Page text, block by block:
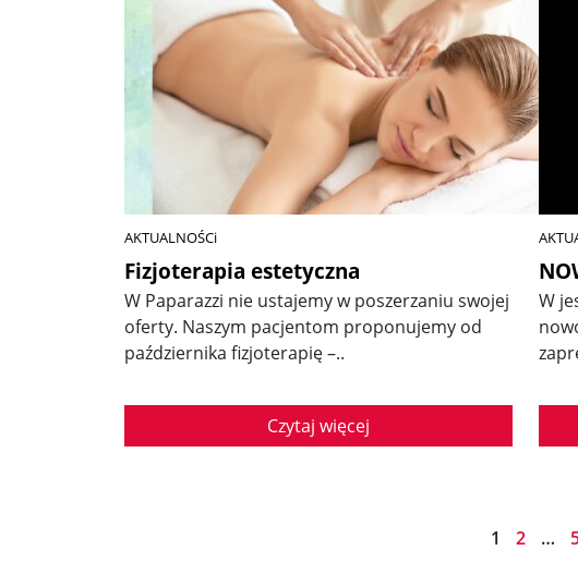
AKTUALNOŚCi
Fizjoterapia estetyczna
W Paparazzi nie ustajemy w poszerzaniu swojej
oferty. Naszym pacjentom proponujemy od
października fizjoterapię –..
Czytaj więcej
W
1 2 …